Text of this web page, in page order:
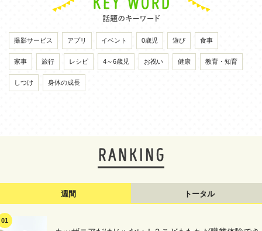
撮影サービス アプリ イベント 0歳児 遊び 食事
家事 旅行 レシピ 4～6歳児 お祝い 健康 教育・知育
しつけ 身体の成長
週間 トータル